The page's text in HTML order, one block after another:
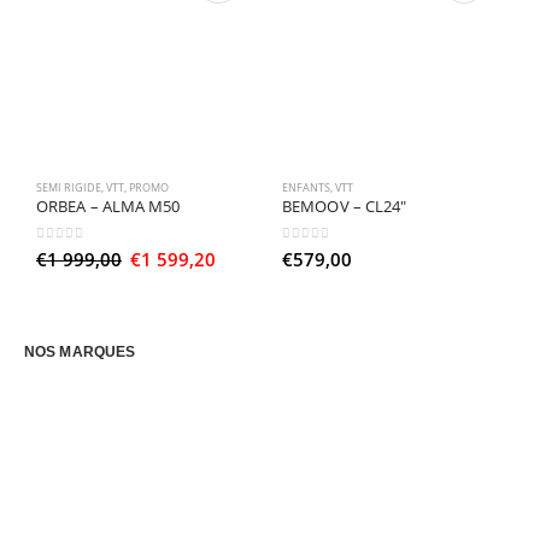
SEMI RIGIDE,VTT, PROMO
ORBEA – ALMA M50
0sur 5
€1 999,00 Le
999,00.
€1 599,20
ENFANTS,VTT
BEMOOV – CL24″
0sur 5
€579,00
NOS MARQUES